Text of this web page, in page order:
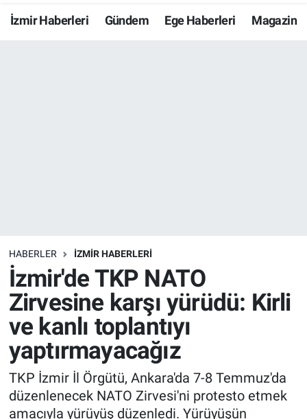
İzmir Haberleri Gündem Ege Haberleri Magazin
HABERLER İZMİR HABERLERİ
İzmir'de TKP NATO
Zirvesine karşı yürüdü: Kirli
ve kanlı toplantıyı
yaptırmayacağız
TKP İzmir İl Örgütü, Ankara'da 7-8 Temmuz'da
düzenlenecek NATO Zirvesi'ni protesto etmek
amacıyla yürüyüş düzenledi. Yürüyüşün
Resmi İlanlar